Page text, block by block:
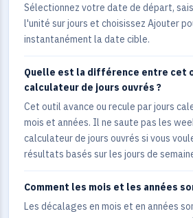
Sélectionnez votre date de départ,
l'unité sur jours et choisissez Ajouter
instantanément la date cible.
Quelle est la différence entre cet
calculateur de jours ouvrés ?
Cet outil avance ou recule par jours
mois et années. Il ne saute pas les
calculateur de jours ouvrés si vous
résultats basés sur les jours de
Comment les mois et les années
Les décalages en mois et en années